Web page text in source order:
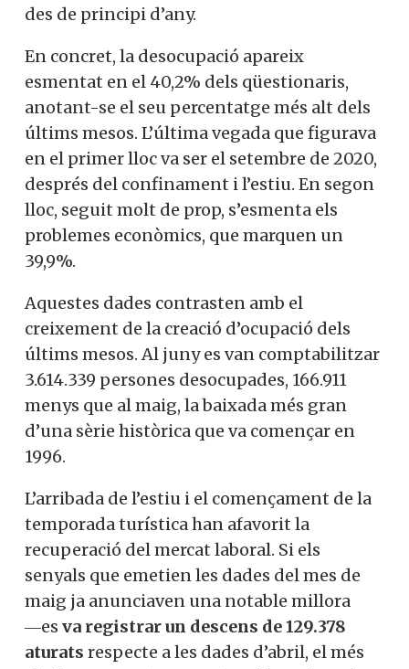
des de principi d’any.
En concret, la desocupació apareix
esmentat en el 40,2% dels qüestionaris,
anotant-se el seu percentatge més alt dels
últims mesos. L’última vegada que figurava
en el primer lloc va ser el setembre de 2020,
després del confinament i l’estiu. En segon
lloc, seguit molt de prop, s’esmenta els
problemes econòmics, que marquen un
39,9%.
Aquestes dades contrasten amb el
creixement de la creació d’ocupació dels
últims mesos. Al juny es van comptabilitzar
3.614.339 persones desocupades, 166.911
menys que al maig, la baixada més gran
d’una sèrie històrica que va començar en
1996.
L’arribada de l’estiu i el començament de la
temporada turística han afavorit la
recuperació del mercat laboral. Si els
senyals que emetien les dades del mes de
maig ja anunciaven una notable millora
―es va registrar un descens de 129.378
aturats respecte a les dades d’abril, el més